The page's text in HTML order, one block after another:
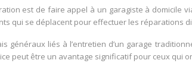
est de faire appel à un garagiste à domicile
qui se déplacent pour effectuer les réparations
généraux liés à l’entretien d’un garage
peut être un avantage significatif pour ceux qui